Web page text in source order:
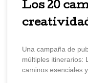
Los 20
Una campaña de
múltiples itinerarios:
caminos esenciales